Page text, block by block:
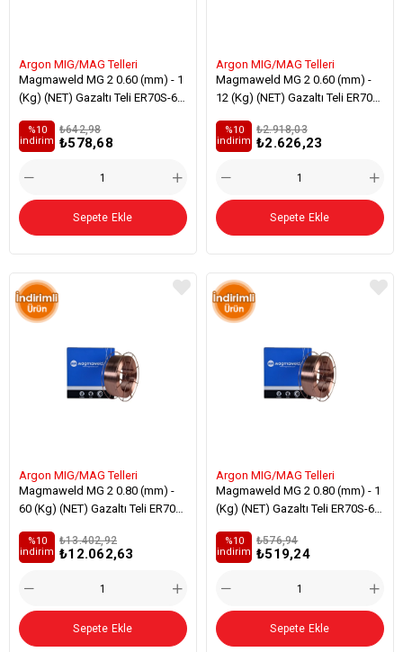
Argon MIG/MAG Telleri
Magmaweld MG 2 0.60 (mm) - 1
(Kg) (NET) Gazaltı Teli ER70S-6
₺578,68
₺642,98
%10
i̇ndirim
Sepete Ekle
Argon MIG/MAG Telleri
Magmaweld MG 2 0.60 (mm) -
12 (Kg) (NET) Gazaltı Teli ER70S-
₺2.626,23
₺2.918,03
%10
i̇ndirim
Sepete Ekle
Argon MIG/MAG Telleri
Magmaweld MG 2 0.80 (mm) -
60 (Kg) (NET) Gazaltı Teli ER70S-
₺12.062,63
₺13.402,92
%10
i̇ndirim
Sepete Ekle
Argon MIG/MAG Telleri
Magmaweld MG 2 0.80 (mm) - 1
(Kg) (NET) Gazaltı Teli ER70S-6
₺519,24
₺576,94
%10
i̇ndirim
Sepete Ekle